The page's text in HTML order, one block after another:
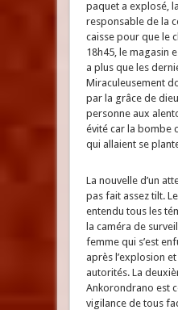
paquet a explosé,
responsable de la
caisse pour que le
18h45, le magasin
a plus que les
Miraculeusement
par la grâce de dieu
personne aux
évité car la bombe
qui allaient se
La nouvelle d’un
pas fait assez tilt.
entendu tous les
la caméra de
femme qui s’est
après l’explosion
autorités. La
Ankorondrano est
vigilance de tous